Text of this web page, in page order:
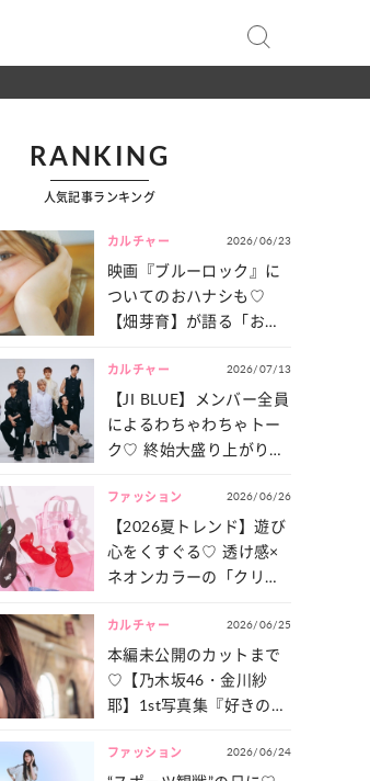
RANKING
人気記事ランキング
カルチャー 2026/06/23
映画『ブルーロック』に
ついてのおハナシも♡
【畑芽育】が語る「お仕
は？
カルチャー 2026/07/13
【JI BLUE】メンバー全員
によるわちゃわちゃトー
ク♡ 終始大盛り上がりだ
一気見せ！
ファッション 2026/06/26
【2026夏トレンド】遊び
心をくすぐる♡ 透け感×
ネオンカラーの「クリア
カルチャー 2026/06/25
本編未公開のカットまで
♡【乃木坂46・金川紗
耶】1st写真集『好きのグ
たっぷりとお届け！
ファッション 2026/06/24